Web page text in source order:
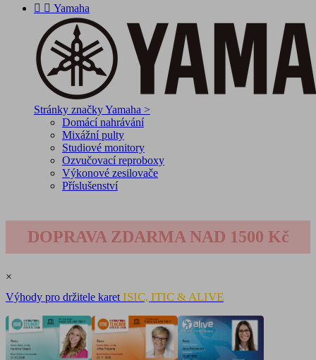
  Yamaha
Stránky značky Yamaha >
Domácí nahrávání
Mixážní pulty
Studiové monitory
Ozvučovací reproboxy
Výkonové zesilovače
Příslušenství
DOPRAVA ZDARMA NAD 1500 Kč
×
Výhody pro držitele karet ISIC, ITIC & ALIVE